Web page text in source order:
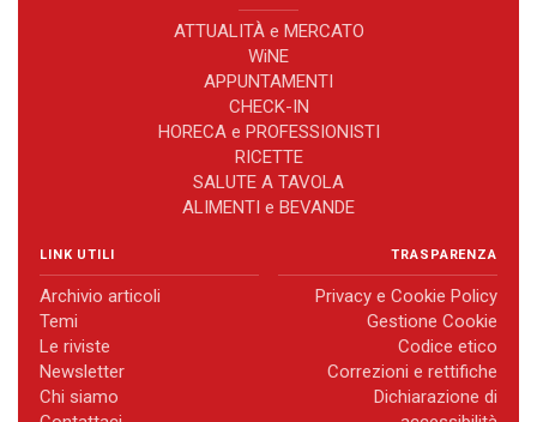
ATTUALITÀ e MERCATO
WiNE
APPUNTAMENTI
CHECK-IN
HORECA e PROFESSIONISTI
RICETTE
SALUTE A TAVOLA
ALIMENTI e BEVANDE
LINK UTILI
Archivio articoli
Temi
Le riviste
Newsletter
Chi siamo
TRASPARENZA
Privacy e Cookie Policy
Gestione Cookie
Codice etico
Correzioni e rettifiche
Dichiarazione di